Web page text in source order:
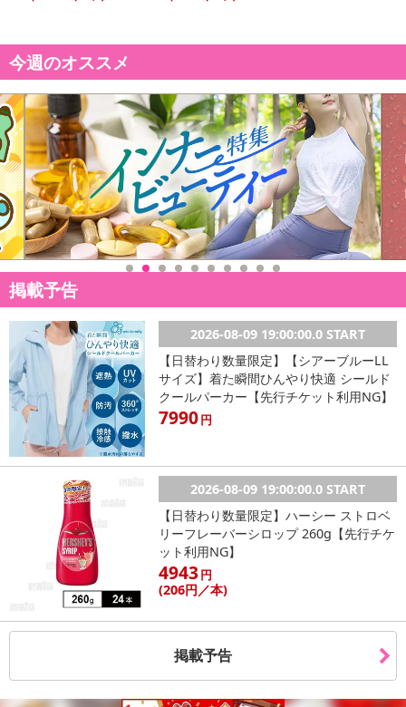
今週のオススメ
掲載予告
2026-08-09 19:00:00.0 START
【日替わり数量限定】【シアーブルーLL
サイズ】着た瞬間ひんやり快適 シールド
クールパーカー【先行チケット利用NG】
7990円
2026-08-09 19:00:00.0 START
【日替わり数量限定】ハーシー ストロベ
リーフレーバーシロップ 260g【先行チケ
ット利用NG】
4943円
(206円／本)
掲載予告